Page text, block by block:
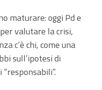
maturare: oggi Pd e
valutare la crisi,
c’è chi, come una
sull’ipotesi di